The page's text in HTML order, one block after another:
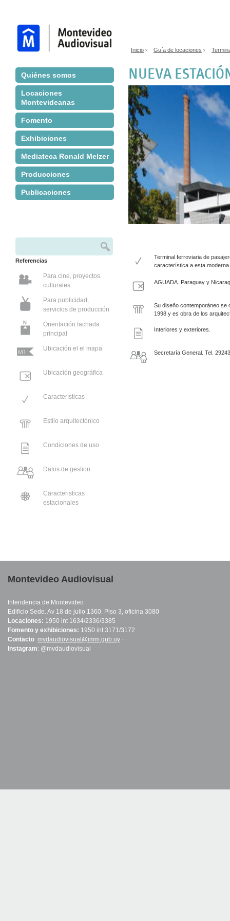
Quiénes somos
Locaciones
Montevideanas
Fomento
Exhibiciones
Mediateca Ronald Melzer
Producciones
Publicaciones
Formulario de búsqueda
Referencias
Para cine, proyectos
culturales
Para publicidad,
servicios de producción
Orientación fachada
principal
Ubicación el el mapa
Ubicación geográfica
Características
Estilo arquitectónico
Condiciones de uso
Datos de gestion
Caracteristicas
estacionales
Se encuentra usted
Inicio › Guía de locaciones ›
NUEVA
Terminal ferroviaria de
característica a esta
AGUADA. Paraguay y
Su diseño contemporáneo se
1998 y es obra de los
Interiores y exteriores.
Secretaría General. Tel.
Montevideo Audiovisual
Intendencia de Montevideo
Edificio Sede. Av 18 de julio 1360. Piso 3, oficina 3080
Locaciones: 1950 int 1634/2336/3385
Fomento y exhibiciones: 1950 int 3171/3172
Contacto: mvdaudiovisual@imm.gub.uy (link sends e-mail)
Instagram: @mvdaudiovisual